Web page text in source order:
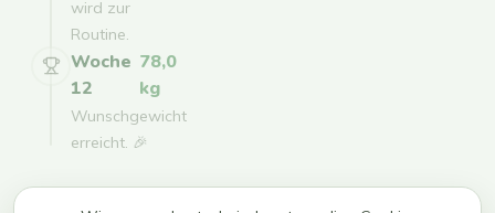
wird zur
Routine.
Woche
12
78,0
kg
Wunschgewicht
erreicht. 🎉